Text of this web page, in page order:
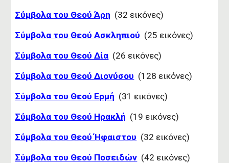
Σύμβολα του Θεού Άρη (32 εικόνες)
Σύμβολα του Θεού Ασκληπιού (25 εικόνες)
Σύμβολα του Θεού Δία (26 εικόνες)
Σύμβολα του Θεού Διονύσου (128 εικόνες)
Σύμβολα του Θεού Ερμή (31 εικόνες)
Σύμβολα του Θεού Ηρακλή (19 εικόνες)
Σύμβολα του Θεού Ήφαιστου (32 εικόνες)
Σύμβολα του Θεού Ποσειδών (42 εικόνες)